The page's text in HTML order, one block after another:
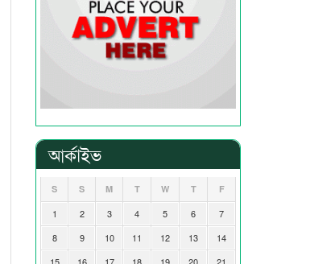
আর্কাইভ
S S M T W T F
1 2 3 4 5 6
7
8
9 10 11 12 13
14